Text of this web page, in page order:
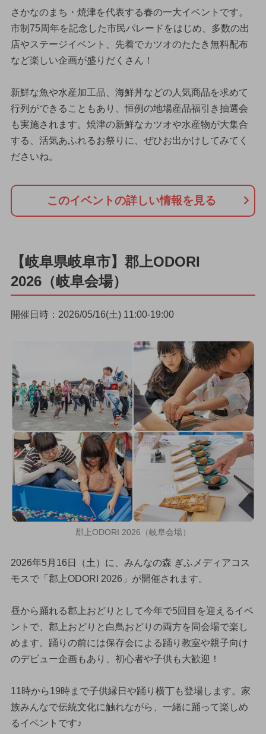
さかなのまち・焼津を代表する春の一大イベントです。
市制75周年を記念した市民パレードをはじめ、多数の出
店やステージイベント、先着でカツオのたたき無料配布
など楽しい企画が盛りだくさん！
新鮮な魚や水産加工品、海鮮丼などの人気商品を求めて
行列ができることもあり、恒例の地場産品福引き抽選会
も実施されます。焼津の新鮮なカツオや水産物が大集合
する、活気あふれるお祭りに、ぜひお出かけしてみてく
ださいね。
このイベントの詳しい情報を見る
【岐阜県岐阜市】郡上ODORI
2026（岐阜会場）
開催日時：2026/05/16(土) 11:00-19:00
郡上ODORI 2026（岐阜会場）
2026年5月16日（土）に、みんなの森 ぎふメディアコス
モスで「郡上ODORI 2026」が開催されます。
昼から踊れる郡上おどりとして今年で5回目を迎えるイベ
ントで、郡上おどりと白鳥おどりの両方を同会場で楽し
めます。踊りの前には保存会による踊り教室や親子向け
のデビュー企画もあり、初心者や子供も大歓迎！
11時から19時まで子供縁日や踊り横丁も登場します。家
族みんなで伝統文化に触れながら、一緒に踊って楽しめ
るイベントです♪